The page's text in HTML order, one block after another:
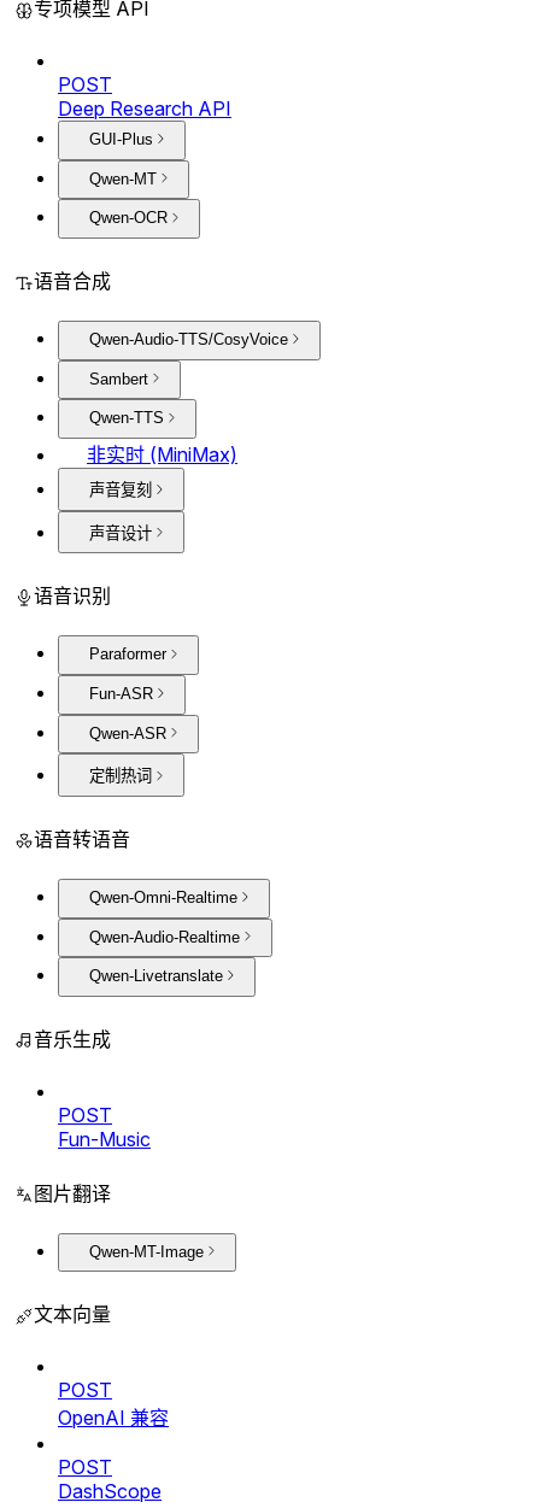
专项模型 API
POST
Deep Research API
GUI-Plus
Qwen-MT
Qwen-OCR
语音合成
Qwen-Audio-TTS/CosyVoice
Sambert
Qwen-TTS
非实时 (MiniMax)
声音复刻
声音设计
语音识别
Paraformer
Fun-ASR
Qwen-ASR
定制热词
语音转语音
Qwen-Omni-Realtime
Qwen-Audio-Realtime
Qwen-Livetranslate
音乐生成
POST
Fun-Music
图片翻译
Qwen-MT-Image
文本向量
POST
OpenAI 兼容
POST
DashScope